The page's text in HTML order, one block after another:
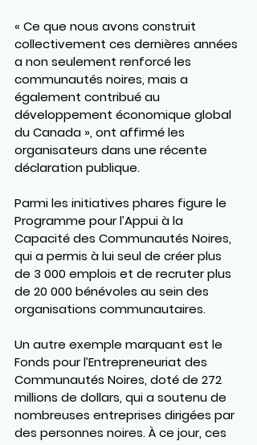
« Ce que nous avons construit
collectivement ces dernières années
a non seulement renforcé les
communautés noires, mais a
également contribué au
développement économique global
du Canada », ont affirmé les
organisateurs dans une récente
déclaration publique.
Parmi les initiatives phares figure le
Programme pour l’Appui à la
Capacité des Communautés Noires,
qui a permis à lui seul de créer plus
de 3 000 emplois et de recruter plus
de 20 000 bénévoles au sein des
organisations communautaires.
Un autre exemple marquant est le
Fonds pour l’Entrepreneuriat des
Communautés Noires, doté de 272
millions de dollars, qui a soutenu de
nombreuses entreprises dirigées par
des personnes noires. À ce jour, ces